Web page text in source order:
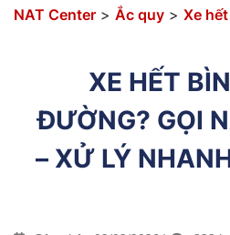
NAT Center > Ắc quy > Xe
XE HẾT
ĐƯỜNG? GỌI
– XỬ LÝ